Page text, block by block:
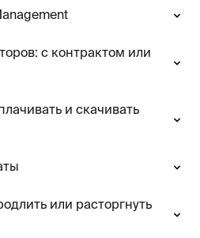
с контрактом или
и скачивать
или расторгнуть